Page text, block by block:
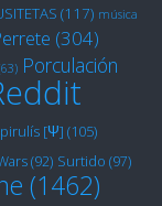
(117) música
(304)
Porculación
[Ψ] (105)
(92) Surtido (97)
(1462)